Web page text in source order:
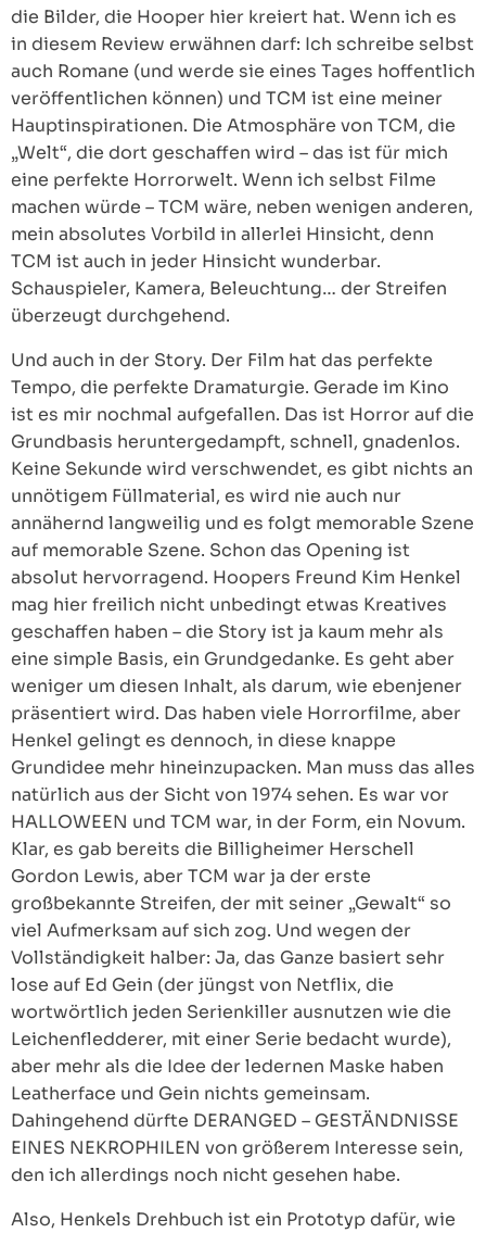
die Bilder, die Hooper hier kreiert hat. Wenn ich es
in diesem Review erwähnen darf: Ich schreibe selbst
auch Romane (und werde sie eines Tages hoffentlich
veröffentlichen können) und TCM ist eine meiner
Hauptinspirationen. Die Atmosphäre von TCM, die
„Welt“, die dort geschaffen wird – das ist für mich
eine perfekte Horrorwelt. Wenn ich selbst Filme
machen würde – TCM wäre, neben wenigen anderen,
mein absolutes Vorbild in allerlei Hinsicht, denn
TCM ist auch in jeder Hinsicht wunderbar.
Schauspieler, Kamera, Beleuchtung… der Streifen
überzeugt durchgehend.
Und auch in der Story. Der Film hat das perfekte
Tempo, die perfekte Dramaturgie. Gerade im Kino
ist es mir nochmal aufgefallen. Das ist Horror auf die
Grundbasis heruntergedampft, schnell, gnadenlos.
Keine Sekunde wird verschwendet, es gibt nichts an
unnötigem Füllmaterial, es wird nie auch nur
annähernd langweilig und es folgt memorable Szene
auf memorable Szene. Schon das Opening ist
absolut hervorragend. Hoopers Freund Kim Henkel
mag hier freilich nicht unbedingt etwas Kreatives
geschaffen haben – die Story ist ja kaum mehr als
eine simple Basis, ein Grundgedanke. Es geht aber
weniger um diesen Inhalt, als darum, wie ebenjener
präsentiert wird. Das haben viele Horrorfilme, aber
Henkel gelingt es dennoch, in diese knappe
Grundidee mehr hineinzupacken. Man muss das alles
natürlich aus der Sicht von 1974 sehen. Es war vor
HALLOWEEN und TCM war, in der Form, ein Novum.
Klar, es gab bereits die Billigheimer Herschell
Gordon Lewis, aber TCM war ja der erste
großbekannte Streifen, der mit seiner „Gewalt“ so
viel Aufmerksam auf sich zog. Und wegen der
Vollständigkeit halber: Ja, das Ganze basiert sehr
lose auf Ed Gein (der jüngst von Netflix, die
wortwörtlich jeden Serienkiller ausnutzen wie die
Leichenfledderer, mit einer Serie bedacht wurde),
aber mehr als die Idee der ledernen Maske haben
Leatherface und Gein nichts gemeinsam.
Dahingehend dürfte DERANGED – GESTÄNDNISSE
EINES NEKROPHILEN von größerem Interesse sein,
den ich allerdings noch nicht gesehen habe.
Also, Henkels Drehbuch ist ein Prototyp dafür, wie